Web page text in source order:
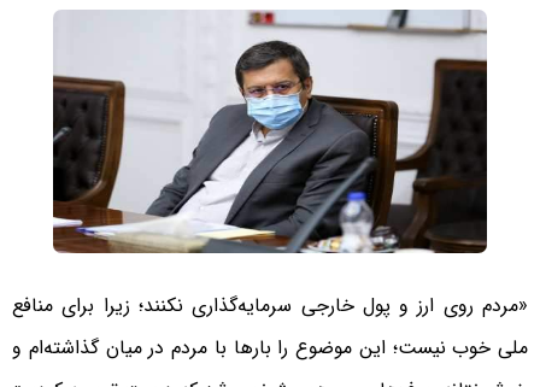
«مردم روی ارز و پول خارجی سرمایه‌گذاری نکنند؛ زیرا برای منافع
ملی خوب نیست؛ این موضوع را بارها با مردم در میان گذاشته‌ام و